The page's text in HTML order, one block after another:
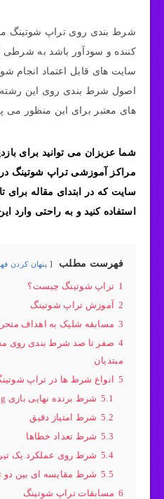
شرط بندی روی تراپ شوتینگ
کننده و سودآور باشد به شرطی
سایت های قابل اعتماد انجام
اصول شرط بندی روی این
های معتبر برای این منظور می
شما عزیزان می توانید برای
مراکز آموزشی تراپ شوتینگ در
سایت که در ابتدای مقاله برای
استفاده کنید و به راحتی وارد
فهرست مطلب پنهان کردن
1 تراپ شوتینگ چیست؟
2
آموزش تراپ شوتینگ
3 مسابقه شلیک به اهداف
4 صفر تا صد شرط‌ بندی روی
مبتدیان
5
انواع شرط‌ ها در تراپ
5.1 شرط برنده نهایی بازی trop shotting
5.2 شرط امتیاز دقیق
5.3 شرط تعداد خطاها
5.4 شرط روی عملکرد یک
5.5 شرط مقایسه‌ ای بین دو
6 مسابقات تراپ شوتینگ